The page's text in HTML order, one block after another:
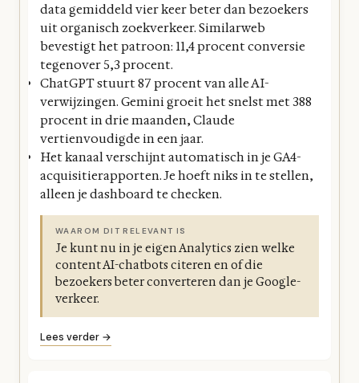
data gemiddeld vier keer beter dan bezoekers
uit organisch zoekverkeer. Similarweb
bevestigt het patroon: 11,4 procent conversie
tegenover 5,3 procent.
ChatGPT stuurt 87 procent van alle AI-
verwijzingen. Gemini groeit het snelst met 388
procent in drie maanden, Claude
vertienvoudigde in een jaar.
Het kanaal verschijnt automatisch in je GA4-
acquisitierapporten. Je hoeft niks in te stellen,
alleen je dashboard te checken.
WAAROM DIT RELEVANT IS
Je kunt nu in je eigen Analytics zien welke
content AI-chatbots citeren en of die
bezoekers beter converteren dan je Google-
verkeer.
Lees verder →